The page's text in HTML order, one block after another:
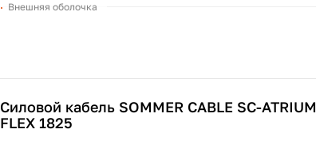
Внешняя оболочка
Силовой кабель SOMMER CABLE SC-ATRIUM
FLEX 1825